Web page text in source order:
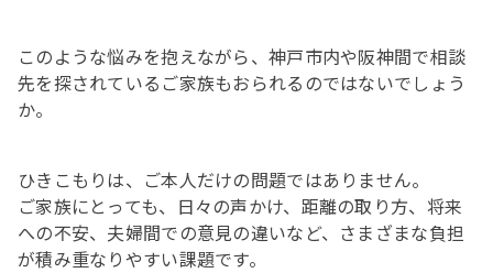
このような悩みを抱えながら、神戸市内や阪神間で相談
先を探されているご家族もおられるのではないでしょう
か。
ひきこもりは、ご本人だけの問題ではありません。
ご家族にとっても、日々の声かけ、距離の取り方、将来
への不安、夫婦間での意見の違いなど、さまざまな負担
が積み重なりやすい課題です。